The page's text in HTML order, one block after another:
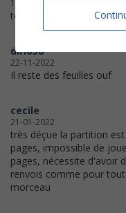
16-01-2023
tout a bien fonctionné
dirlo58
22-11-2022
Il reste des feuilles ouf
cecile
21-01-2022
très déçue la partition
pages, impossible de
pages, nécessite d'avoir
renvois comme pour
morceau